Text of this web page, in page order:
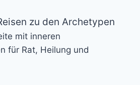
zu den Archetypen
mit inneren
für Rat, Heilung und